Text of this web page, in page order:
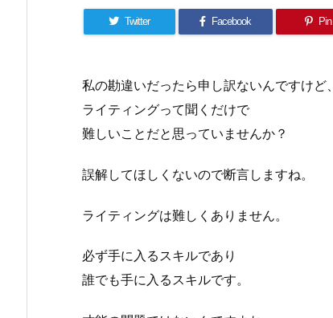
Twitter Facebook
私の勘違いだったら申し訳ないんですけど、
ライティングって聞くだけで
難しいことだと思っていませんか？
誤解してほしくないので断言しますね。
ライティングは難しくありません。
必ず手に入るスキルであり
誰でも手に入るスキルです。